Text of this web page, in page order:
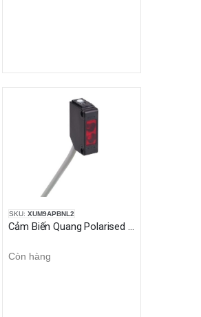
SKU: XUM9APBNL2
Cảm Biến Quang Polarised - Sn 2m - 12..24VDC - cable 2m
Còn hàng